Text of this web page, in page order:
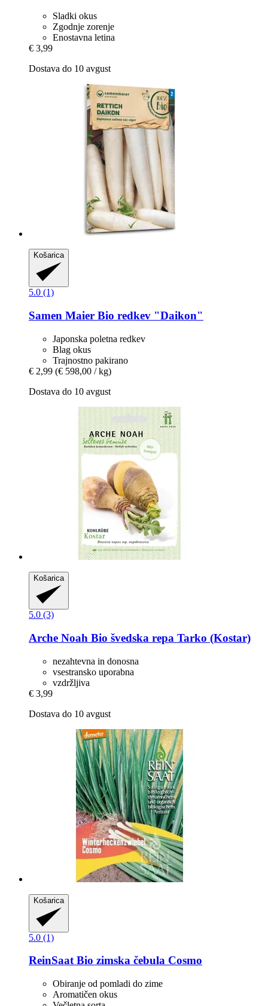
Sladki okus
Zgodnje zorenje
Enostavna letina
€ 3,99
Dostava do 10 avgust
Košarica
5.0 (1)
Samen Maier Bio redkev "Daikon"
Japonska poletna redkev
Blag okus
Trajnostno pakirano
€ 2,99 (€ 598,00 / kg)
Dostava do 10 avgust
Košarica
5.0 (3)
Arche Noah Bio švedska repa Tarko (Kostar)
nezahtevna in donosna
vsestransko uporabna
vzdržljiva
€ 3,99
Dostava do 10 avgust
Košarica
5.0 (1)
ReinSaatBio zimska čebula Cosmo
Obiranje od pomladi do zime
Aromatičen okus